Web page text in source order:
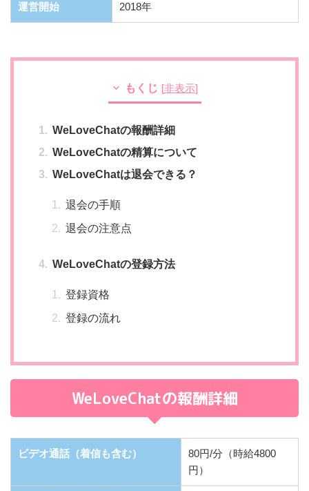
運営開始 2018年
もくじ [非表示]
WeLoveChatの報酬詳細
WeLoveChatの精算について
WeLoveChatは退会できる？
退会の手順
退会の注意点
WeLoveChatの登録方法
登録資格
登録の流れ
WeLoveChatの報酬詳細
ビデオ通話（着信も含む）
80円/分（時給4800
円）